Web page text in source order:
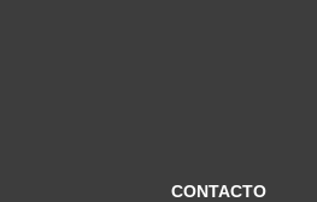
CONTACTO